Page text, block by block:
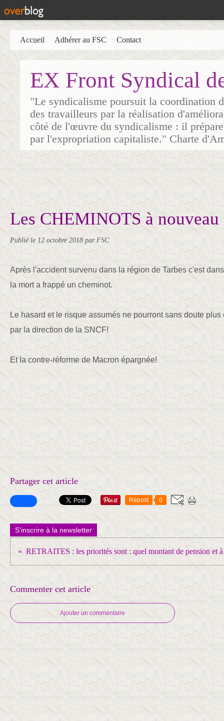
EX Front Syndical
"Le syndicalisme poursuit la coordination
des travailleurs par la réalisation
côté de l'œuvre du syndicalisme : il
par l'expropriation capitaliste." Charte
Accueil Adhérer au FSC Contact
Les CHEMINOTS à
Publié le 12 octobre 2018 par FSC
Après l'accident survenu dans la région de Tarbes c'est
la mort a frappé un cheminot.
Le hasard et le risque assumés ne pourront sans doute
par la direction de la SNCF!
Et la contre-réforme de Macron épargnée!
Partager cet article
Repost 0
S'inscrire à la newsletter
Commenter cet article
Ajouter un commentaire